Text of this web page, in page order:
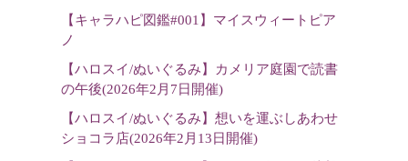
選
【キャラハピ図鑑#001】マイスウィートピア
ノ
【ハロスイ/ぬいぐるみ】カメリア庭園で読書
の午後(2026年2月7日開催)
【ハロスイ/ぬいぐるみ】想いを運ぶしあわせ
ショコラ店(2026年2月13日開催)